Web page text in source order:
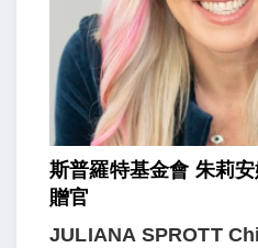
斯普羅特基金會 朱莉
贈官
JULIANA SPROTT